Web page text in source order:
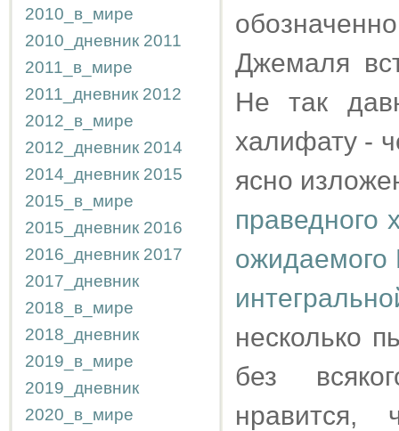
2010_в_мире
2010_дневник 2011
2011_в_мире
2011_дневник 2012
2012_в_мире
2012_дневник 2014
2014_дневник 2015
2015_в_мире
2015_дневник 2016
2016_дневник 2017
2017_дневник
2018_в_мире
2018_дневник
2019_в_мире
2019_дневник
2020_в_мире
Джемаля
Не так
халифату -
ясно
праведного
ожидаемого
несколько
без
нравится,